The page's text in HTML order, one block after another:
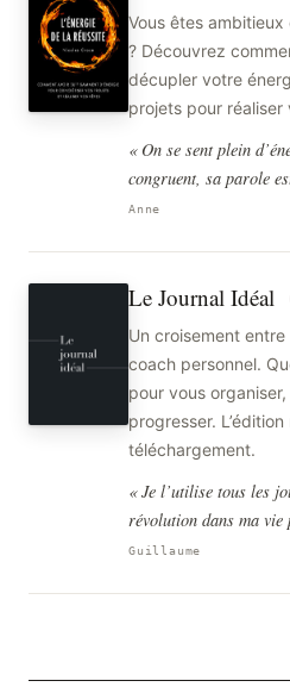
Vous êtes ambitieux
? Découvrez
décupler votre
projets pour réaliser
« On se sent plein
congruent, sa parole
Anne
Le Journal Idéal
Un croisement
coach personnel.
pour vous
progresser.
téléchargement.
« Je l’utilise tous les
révolution dans ma
Guillaume